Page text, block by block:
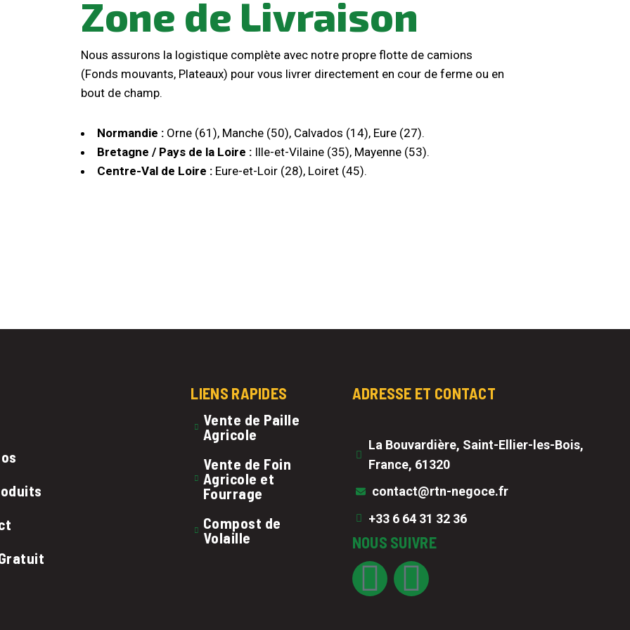
Zone de Livraison
Nous assurons la logistique complète avec notre propre flotte de camions
(Fonds mouvants, Plateaux) pour vous livrer directement en cour de ferme ou en
bout de champ.
Normandie :Orne (61), Manche (50), Calvados (14), Eure (27).
Bretagne / Pays de la Loire :Ille-et-Vilaine (35), Mayenne (53).
Centre-Val de Loire :Eure-et-Loir (28), Loiret (45).
LIENS RAPIDES
Vente de Paille
Agricole
Vente de Foin
Agricole et
Fourrage
Compost de
Volaille
ADRESSE ET CONTACT
La Bouvardière, Saint-Ellier-les-Bois,
France, 61320
contact@rtn-negoce.fr
+33 6 64 31 32 36
NOUS SUIVRE